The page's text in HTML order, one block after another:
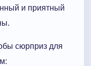
и приятный
сюрприз для